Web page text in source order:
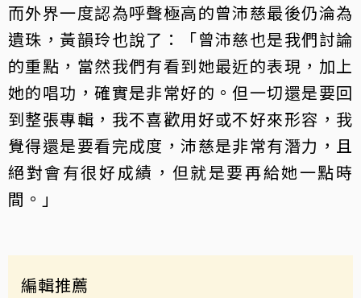
而外界一度認為呼聲極高的曾沛慈最後仍淪為
遺珠，黃韻玲也說了：「曾沛慈也是我們討論
的重點，當然我們有看到她最近的表現，加上
她的唱功，確實是非常好的。但一切還是要回
到整張專輯，我不喜歡用好或不好來形容，我
覺得還是要看完成度，沛慈是非常有潛力，且
絕對會有很好成績，但就是要再給她一點時
間。」
編輯推薦